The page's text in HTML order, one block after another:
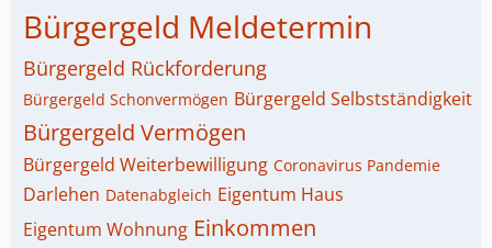
Bürgergeld Meldetermin
Bürgergeld Rückforderung
Bürgergeld Schonvermögen Bürgergeld Selbstständigkeit
Bürgergeld Vermögen
Bürgergeld Weiterbewilligung Coronavirus Pandemie
Darlehen Datenabgleich Eigentum Haus
Eigentum Wohnung Einkommen